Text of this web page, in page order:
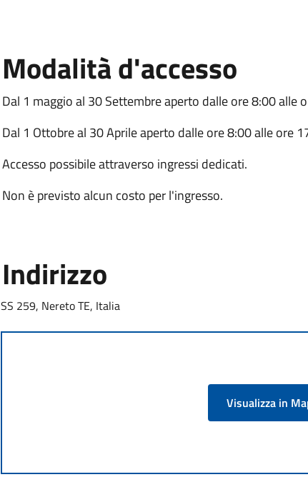
Modalità d'accesso
Dal 1 maggio al 30 Settembre aperto dalle ore 8:00 alle
Dal 1 Ottobre al 30 Aprile aperto dalle ore 8:00 alle ore
Accesso possibile attraverso ingressi dedicati.
Non è previsto alcun costo per l'ingresso.
Indirizzo
SS 259, Nereto TE, Italia
Visualizza in